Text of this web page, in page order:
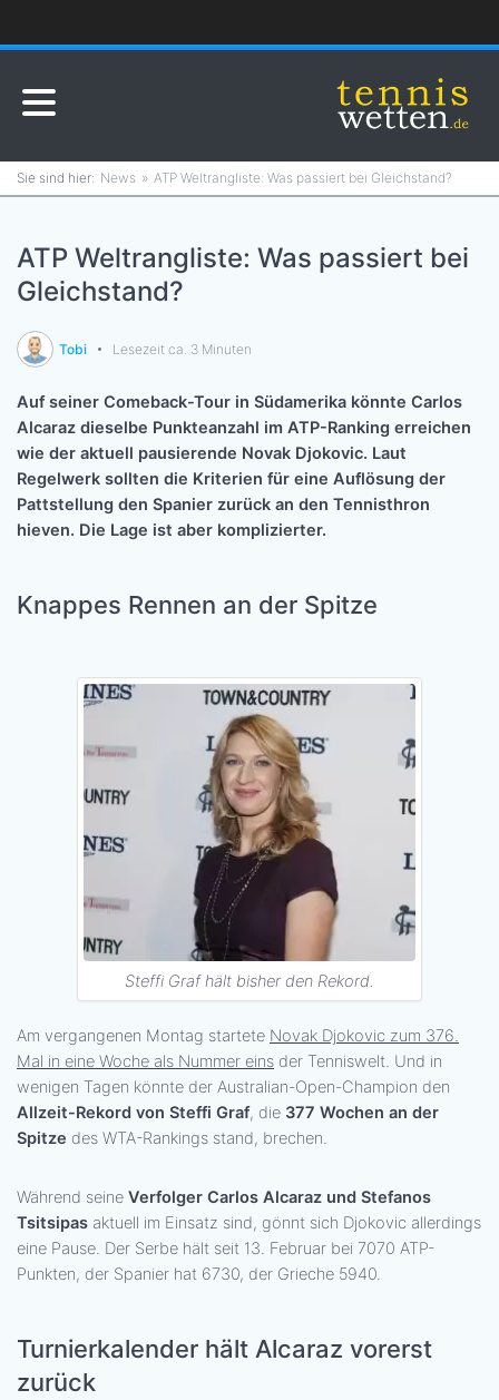
News ATP Weltrangliste: Was passiert bei Gleichstand?
ATP Weltrangliste: Was passiert bei
Gleichstand?
Tobi Lesezeit ca. 3 Minuten
Auf seiner Comeback-Tour in Südamerika könnte Carlos
Alcaraz dieselbe Punkteanzahl im ATP-Ranking erreichen
wie der aktuell pausierende Novak Djokovic. Laut
Regelwerk sollten die Kriterien für eine Auflösung der
Pattstellung den Spanier zurück an den Tennisthron
hieven. Die Lage ist aber komplizierter.
Knappes Rennen an der Spitze
Steffi Graf hält bisher den Rekord.
Am vergangenen Montag startete Novak Djokovic zum 376.
Mal in eine Woche als Nummer eins der Tenniswelt. Und in
wenigen Tagen könnte der Australian-Open-Champion den
Allzeit-Rekord von Steffi Graf, die 377 Wochen an der
Spitze des WTA-Rankings stand, brechen.
Während seine Verfolger Carlos Alcaraz und Stefanos
Tsitsipas aktuell im Einsatz sind, gönnt sich Djokovic allerdings
eine Pause. Der Serbe hält seit 13. Februar bei 7070 ATP-
Punkten, der Spanier hat 6730, der Grieche 5940.
Turnierkalender hält Alcaraz vorerst
zurück